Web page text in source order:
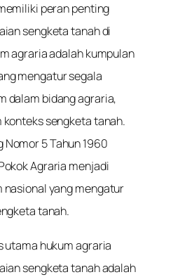
peran penting
sengketa tanah di
agraria adalah kumpulan
mengatur segala
dalam bidang agraria,
sengketa tanah.
5 Tahun 1960
Agraria menjadi
nasional yang mengatur
tanah.
utama hukum agraria
sengketa tanah adalah